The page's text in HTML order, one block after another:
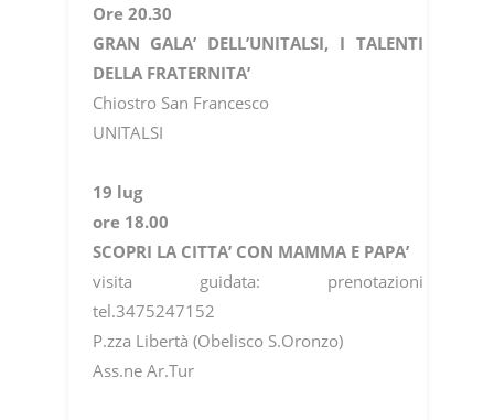
Ore 20.30
GRAN GALA’ DELL’UNITALSI, I TALENTI
DELLA FRATERNITA’
Chiostro San Francesco
UNITALSI
19 lug
ore 18.00
SCOPRI LA CITTA’ CON MAMMA E PAPA’
visita guidata: prenotazioni
tel.3475247152
P.zza Libertà (Obelisco S.Oronzo)
Ass.ne Ar.Tur